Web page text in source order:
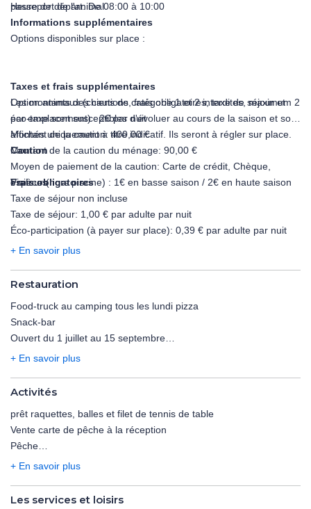
passeport de l'animal
Heure de départ: De 08:00 à 10:00
Informations supplémentaires
Options disponibles sur place :
Option animaux (chiens de catégorie 1 et 2 interdites, maximum 2
par emplacement) : 2€ par nuit
Visiteur (hors piscine) : 1€ en basse saison / 2€ en haute saison
Taxe de séjour à régler sur place.
Prévoir un moyen de paiement pour le montant de la caution.
Taxes et frais supplémentaires
Les montants des cautions, frais obligatoires, taxe de séjour et
éco-taxe sont susceptibles d'évoluer au cours de la saison et sont
affichés uniquement à titre indicatif. Ils seront à régler sur place.
Caution
Montant de la caution: 400,00 €
Montant de la caution du ménage: 90,00 €
Moyen de paiement de la caution: Carte de crédit, Chèque,
espèces
Frais obligatoires
Taxe de séjour non incluse
Taxe de séjour: 1,00 € par adulte par nuit
Éco-participation (à payer sur place): 0,39 € par adulte par nuit
A payer à l'arrivée . Merci de prévoir un moyen de paiement pour
+ En savoir plus
Restauration
Food-truck au camping tous les lundi pizza
Snack-bar
Ouvert du 1 juillet au 15 septembre
En dehors de l'établissement
+ En savoir plus
Activités
prêt raquettes, balles et filet de tennis de table
Vente carte de pêche à la réception
Pêche
Rivière de L'Auvézère
En dehors de l'établissement
+ En savoir plus
Les services et loisirs